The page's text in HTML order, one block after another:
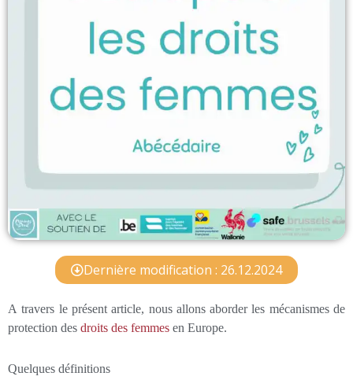
Dernière modification : 26.12.2024
A travers le présent article, nous allons aborder les mécanismes de
protection des droits des femmes en Europe.
Quelques définitions